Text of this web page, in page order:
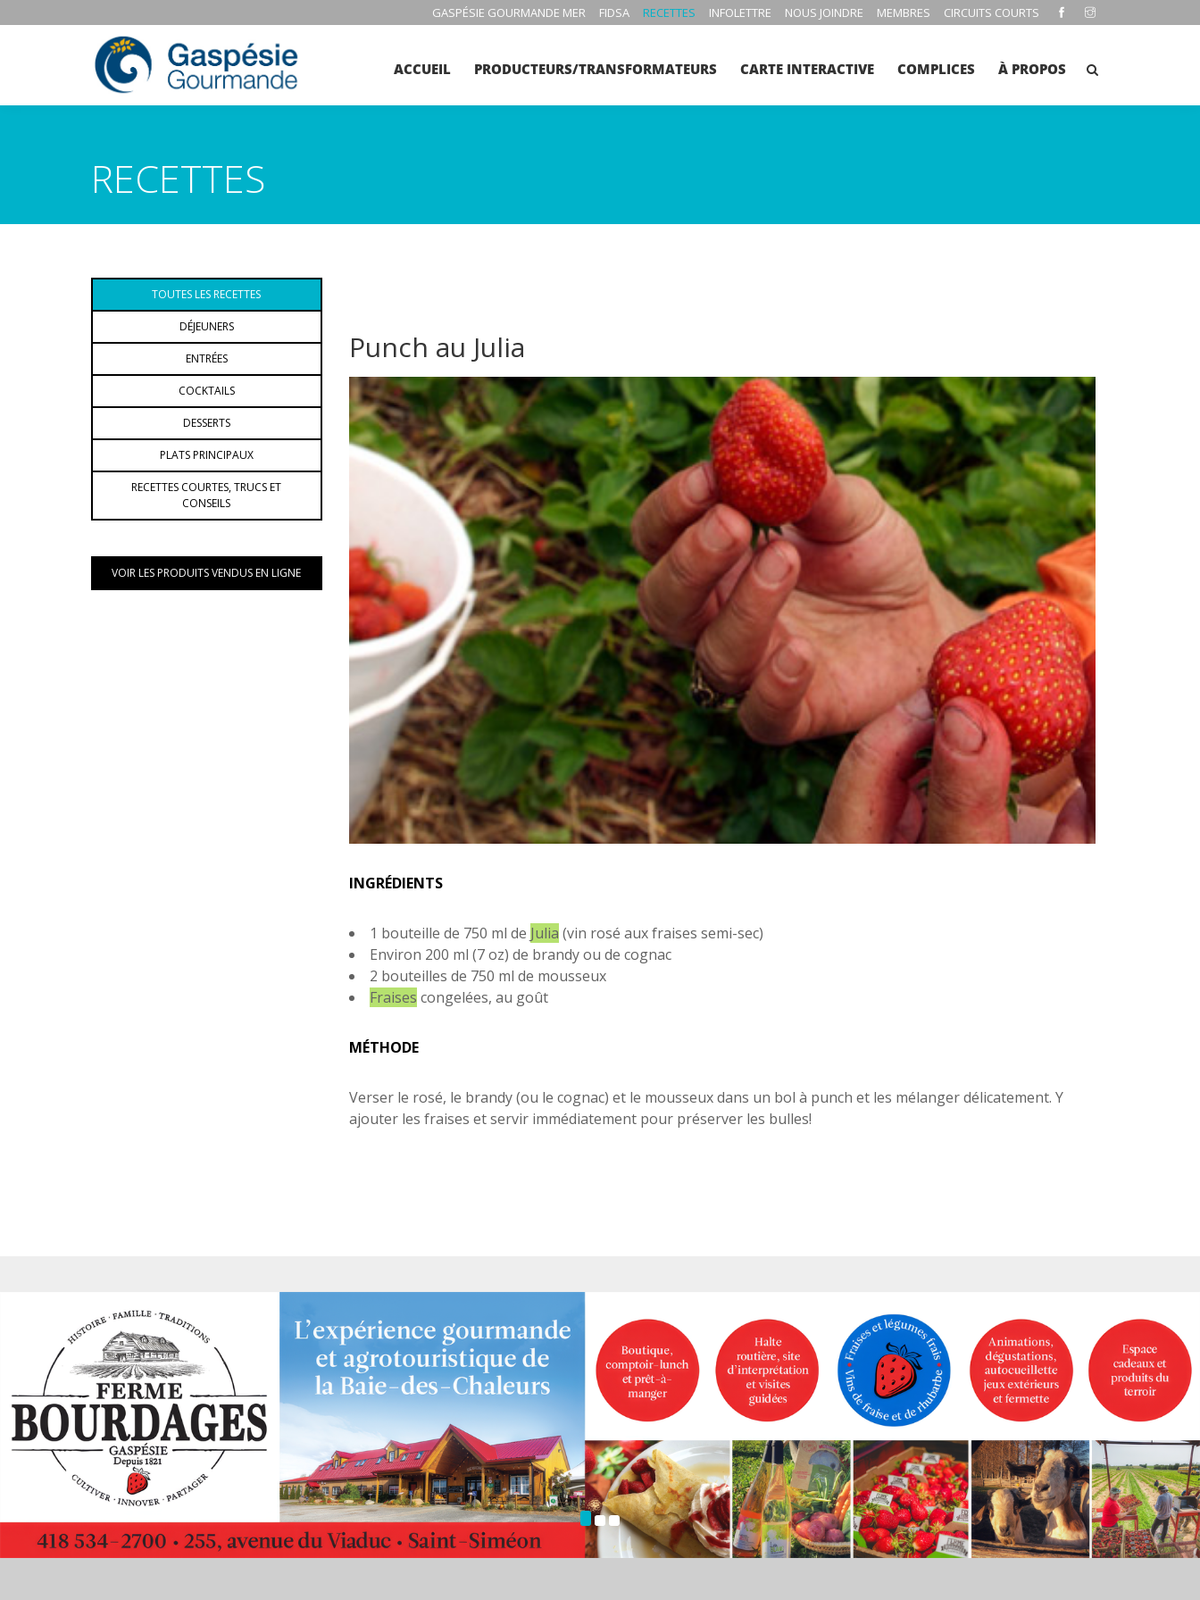
GASPÉSIE GOURMANDE MER FIDSA RECETTES INFOLETTRE NOUS JOINDRE MEMBRES CIRCUITS COURTS
ACCUEIL PRODUCTEURS/TRANSFORMATEURS CARTE INTERACTIVE COMPLICES À PROPOS
RECETTES
TOUTES LES RECETTES
DÉJEUNERS
ENTRÉES
COCKTAILS
DESSERTS
PLATS PRINCIPAUX
RECETTES COURTES, TRUCS ET
CONSEILS
VOIR LES PRODUITS VENDUS EN LIGNE
Punch au Julia
INGRÉDIENTS
1 bouteille de 750 ml de Julia (vin rosé aux fraises semi-sec)
Environ 200 ml (7 oz) de brandy ou de cognac
2 bouteilles de 750 ml de mousseux
Fraises congelées, au goût
MÉTHODE
Verser le rosé, le brandy (ou le cognac) et le mousseux dans un bol à punch et les mélanger délicatement. Y
ajouter les fraises et servir immédiatement pour préserver les bulles!